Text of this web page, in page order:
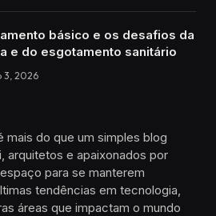
básico e os desafios da
e do esgotamento sanitário
3, 2026
mais do que um simples blog
arquitetos e apaixonados por
para se manterem
tendências em tecnologia,
áreas que impactam o mundo